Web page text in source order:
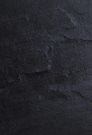
peuvent-elles survenir
sans raison apparente ?
Fatigue en vacances :
normal ou signe d’une
maladie ?
Et si les caries
bientôt disparaître sans